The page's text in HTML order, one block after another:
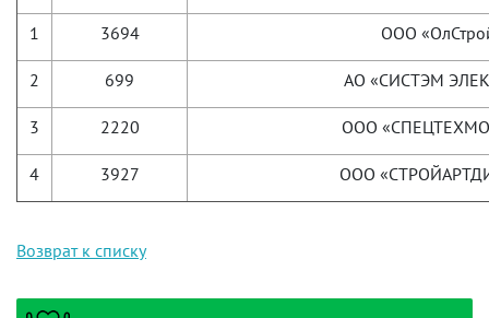
1 3694 ООО
2 699 АО «СИСТЭМ
3 2220 ООО
4 3927 ООО
Возврат к списку